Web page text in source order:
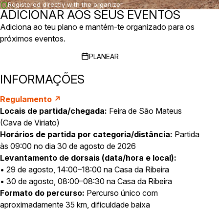
Registered directly with the organizer
ADICIONAR AOS SEUS EVENTOS
Adiciona ao teu plano e mantém-te organizado para os
próximos eventos.
PLANEAR
INFORMAÇÕES
Regulamento ↗
Locais de partida/chegada: Feira de São Mateus
(Cava de Viriato)
Horários de partida por categoria/distância: Partida
às 09:00 no dia 30 de agosto de 2026
Levantamento de dorsais (data/hora e local):
• 29 de agosto, 14:00–18:00 na Casa da Ribeira
• 30 de agosto, 08:00–08:30 na Casa da Ribeira
Formato do percurso: Percurso único com
aproximadamente 35 km, dificuldade baixa